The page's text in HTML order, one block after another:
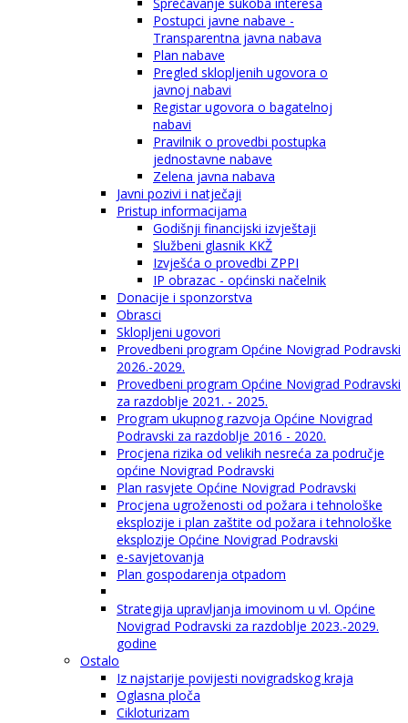
Postupci javne nabave -
Transparentna javna nabava
Plan nabave
Pregled sklopljenih ugovora o
javnoj nabavi
Registar ugovora o bagatelnoj
nabavi
Pravilnik o provedbi postupka
jednostavne nabave
Zelena javna nabava
Javni pozivi i natječaji
Pristup informacijama
Godišnji financijski izvještaji
Službeni glasnik KKŽ
Izvješća o provedbi ZPPI
IP obrazac - općinski načelnik
Donacije i sponzorstva
Obrasci
Sklopljeni ugovori
Provedbeni program Općine Novigrad Podravski
2026.-2029.
Provedbeni program Općine Novigrad Podravski
za razdoblje 2021. - 2025.
Program ukupnog razvoja Općine Novigrad
Podravski za razdoblje 2016 - 2020.
Procjena rizika od velikih nesreća za područje
općine Novigrad Podravski
Plan rasvjete Općine Novigrad Podravski
Procjena ugroženosti od požara i tehnološke
eksplozije i plan zaštite od požara i tehnološke
eksplozije Općine Novigrad Podravski
e-savjetovanja
Plan gospodarenja otpadom
Strategija upravljanja imovinom u vl. Općine
Novigrad Podravski za razdoblje 2023.-2029.
godine
Ostalo
Iz najstarije povijesti novigradskog kraja
Oglasna ploča
Cikloturizam